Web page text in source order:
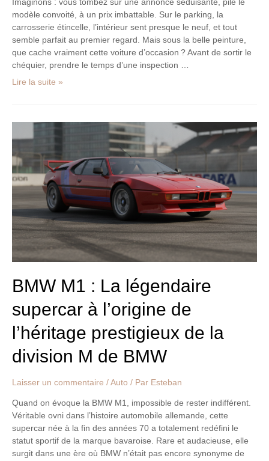
Imaginons : vous tombez sur une annonce séduisante, pile le
modèle convoité, à un prix imbattable. Sur le parking, la
carrosserie étincelle, l’intérieur sent presque le neuf, et tout
semble parfait au premier regard. Mais sous la belle peinture,
que cache vraiment cette voiture d’occasion ? Avant de sortir le
chéquier, prendre le temps d’une inspection …
Lire la suite »
BMW M1 : La légendaire
supercar à l’origine de
l’héritage prestigieux de la
division M de BMW
Laisser un commentaire / Auto / Par Esteban
Quand on évoque la BMW M1, impossible de rester indifférent.
Véritable ovni dans l’histoire automobile allemande, cette
supercar née à la fin des années 70 a totalement redéfini le
statut sportif de la marque bavaroise. Rare et audacieuse, elle
surgit dans une ère où BMW n’était pas encore synonyme de
M1
La
légendaire
supercar
l’origine
de
l’héritage
prestigieux
la
division
M
de
BMW